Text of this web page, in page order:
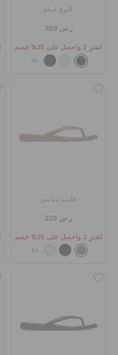
كلوغ كيجد
ر.س 399
اشترِ 2 واحصل على 25% خصم
+3
فليب ميامي
ر.س 229
اشترِ 2 واحصل على 25% خصم
+5